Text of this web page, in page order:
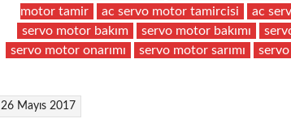
motor tamir
ac servo motor tamircisi ac
servo motor bakım
servo motor bakımı
servo motor onarımı
servo motor sarımı
26 Mayıs 2017